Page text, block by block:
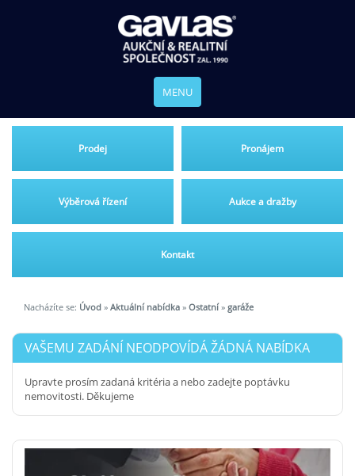
MENU
Prodej Pronájem
Výběrová řízení Aukce a dražby
Kontakt
Nacházíte se: Úvod » Aktuální nabídka » Ostatní » garáže
VAŠEMU ZADÁNÍ NEODPOVÍDÁ ŽÁDNÁ NABÍDKA
Upravte prosím zadaná kritéria a nebo zadejte poptávku
nemovitosti. Děkujeme